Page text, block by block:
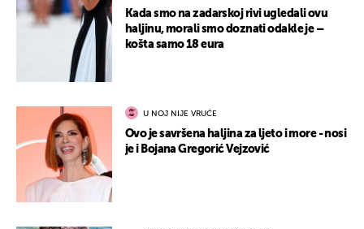
Kada smo na zadarskoj rivi ugledali ovu
haljinu, morali smo doznati odakle je –
košta samo 18 eura
U NOJ NIJE VRUĆE
Ovo je savršena haljina za ljeto i more - nosi
je i Bojana Gregorić Vejzović